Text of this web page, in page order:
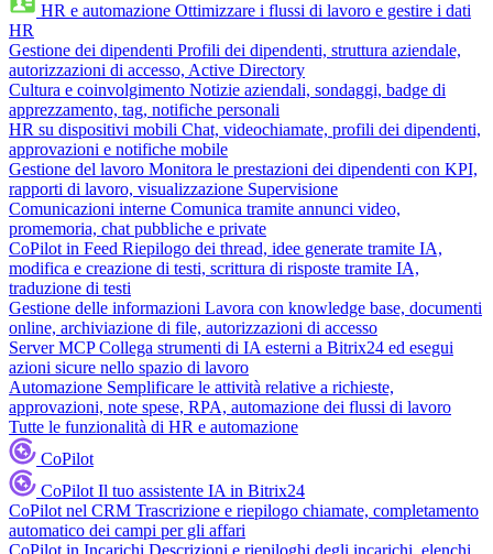
HR e automazione Ottimizzare i flussi di lavoro e gestire i dati
HR
Gestione dei dipendenti Profili dei dipendenti, struttura aziendale,
autorizzazioni di accesso, Active Directory
Cultura e coinvolgimento Notizie aziendali, sondaggi, badge di
apprezzamento, tag, notifiche personali
HR su dispositivi mobili Chat, videochiamate, profili dei dipendenti,
approvazioni e notifiche mobile
Gestione del lavoro Monitora le prestazioni dei dipendenti con KPI,
rapporti di lavoro, visualizzazione Supervisione
Comunicazioni interne Comunica tramite annunci video,
promemoria, chat pubbliche e private
CoPilot in Feed Riepilogo dei thread, idee generate tramite IA,
modifica e creazione di testi, scrittura di risposte tramite IA,
traduzione di testi
Gestione delle informazioni Lavora con knowledge base, documenti
online, archiviazione di file, autorizzazioni di accesso
Server MCP Collega strumenti di IA esterni a Bitrix24 ed esegui
azioni sicure nello spazio di lavoro
Automazione Semplificare le attività relative a richieste,
approvazioni, note spese, RPA, automazione dei flussi di lavoro
Tutte le funzionalità di HR e automazione
CoPilot
CoPilot Il tuo assistente IA in Bitrix24
CoPilot nel CRM Trascrizione e riepilogo chiamate, completamento
automatico dei campi per gli affari
CoPilot in Incarichi Descrizioni e riepiloghi degli incarichi, elenchi